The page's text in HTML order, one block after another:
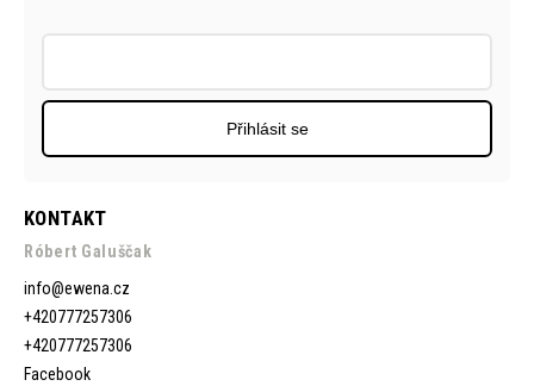
KONTAKT
Róbert Galuščak
info@ewena.cz
+420777257306
+420777257306
Facebook
Přihlásit se